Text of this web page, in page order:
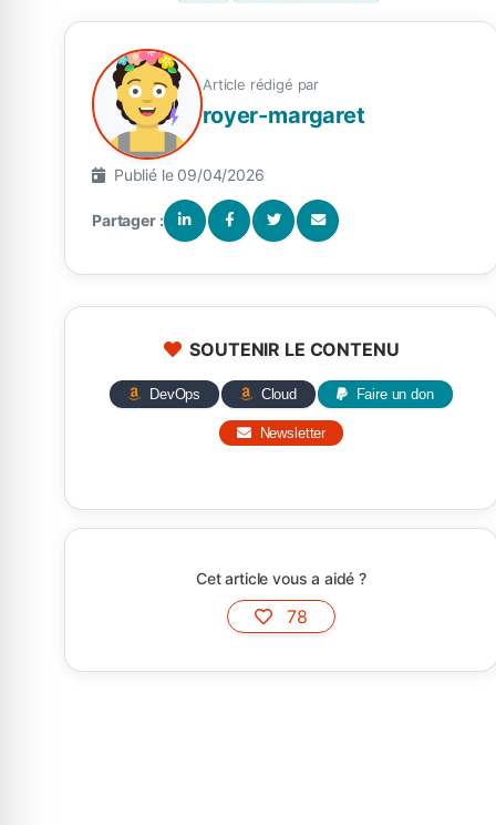
Article rédigé par
royer-margaret
Publié le 09/04/2026
Partager :
SOUTENIR LE CONTENU
DevOps Cloud Faire un don
Newsletter
Cet article vous a aidé ?
78